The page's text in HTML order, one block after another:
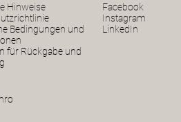
Facebook
Instagram
LinkedIn
Hinweise
Bedingungen und
für Rückgabe und